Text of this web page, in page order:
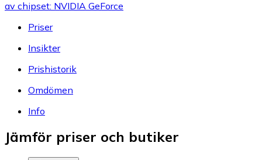
av chipset: NVIDIA GeForce
Priser
Insikter
Prishistorik
Omdömen
Info
Jämför priser och butiker